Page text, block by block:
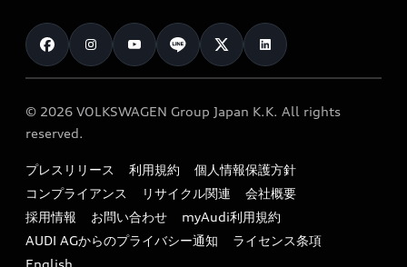
カタログ一覧
車検 / 定期点検
e-tronアフターサポート
myAudi
クオリティ
保証
メンテナンス
ファイナンス
キャンペーン / イベント
買取査定
お知らせ
オーナー様向けキャンペーン
特定整備適用車一覧
リサイクル法
よくある質問（FAQ）
© 2026 VOLKSWAGEN Group Japan K.K. All rights
reserved.
プレスリリース 利用規約
個人情報保護方針
コンプライアンス
リサイクル関連
会社概要
採用情報
お問い合わせ
myAudi利用規約
AUDI AGからのプライバシー通知
ライセンス条項
English